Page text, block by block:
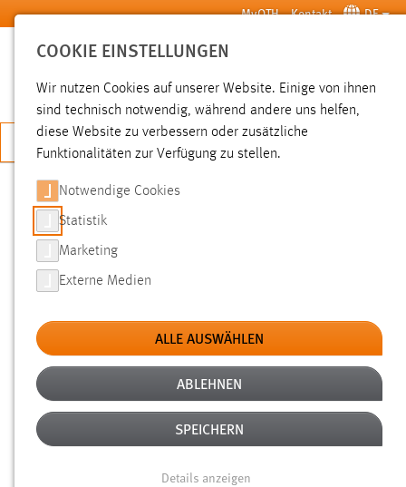
Zum Hauptinhalt springen MyOTH Kontakt DE
SUCHE
JETZT BEWERBEN
SUCHE
FILTER
Typ
Erstellungsdatum
Alter
COOKIE EINSTELLUNGEN
Wir nutzen Cookies auf unserer Website. Einige von ihnen
sind technisch notwendig, während andere uns helfen,
diese Website zu verbessern oder zusätzliche
Funktionalitäten zur Verfügung zu stellen.
Notwendige Cookies
Statistik
Marketing
Externe Medien
ALLE AUSWÄHLEN
ABLEHNEN
SPEICHERN
Details anzeigen